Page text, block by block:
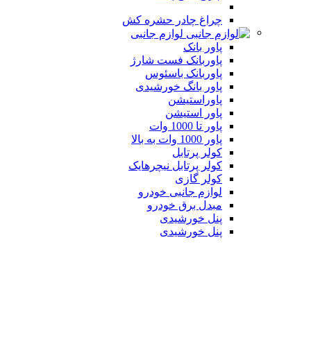
چراغ چادر حشره کش
لوازم جانبی
پاور بانک
پاوربانک فست شارژ
پاوربانک باسئوس
پاور بانگ خورشیدی
پاوراستیشن
پاور استیشن
پاور تا 1000 وات
پاور 1000 وات به بالا
کولر پرتابل
کولر پرتابل نیچرهایک
کولر گازی
لوازم جانبی خودرو
مبدل برق خودرو
پنل خورشیدی
پنل خورشیدی